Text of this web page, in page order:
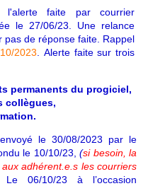
l'alerte faite par courrier
le 27/06/23. Une relance
pas de réponse faite. Rappel
2023 .Alerte faite sur trois
permanents du progiciel,
collègues,
le 30/08/2023 par le
le 10/10/23, (si besoin, la
adhérent.e.s les courriers
. Le 06/10/23 à l’occasion